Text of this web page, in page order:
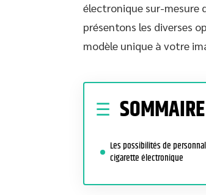
électronique sur-mesure
présentons les diverses
modèle unique à votre
SOMMAIRE
Les possibilités de
cigarette électronique